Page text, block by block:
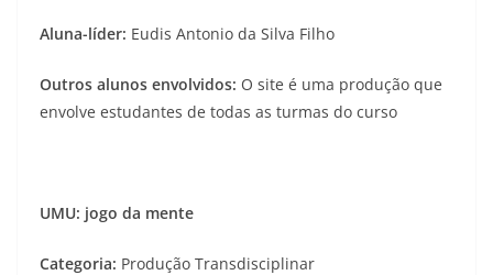
Aluna-líder: Eudis Antonio da Silva Filho
Outros alunos envolvidos: O site é uma produção que
envolve estudantes de todas as turmas do curso
UMU: jogo da mente
Categoria: Produção Transdisciplinar